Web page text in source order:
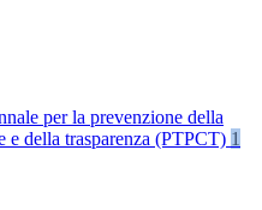
per la prevenzione della
e della trasparenza (PTPCT) 1